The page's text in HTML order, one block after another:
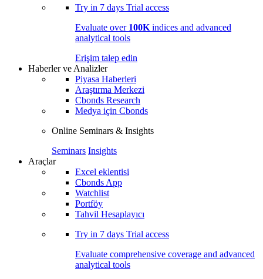
Try in 7 days Trial access
Evaluate over 100K indices and advanced
analytical tools
Erişim talep edin
Haberler ve Analizler
Piyasa Haberleri
Araştırma Merkezi
Cbonds Research
Medya için Cbonds
Online Seminars & Insights
Seminars Insights
Araçlar
Excel eklentisi
Cbonds App
Watchlist
Portföy
Tahvil Hesaplayıcı
Try in 7 days Trial access
Evaluate comprehensive coverage and advanced
analytical tools